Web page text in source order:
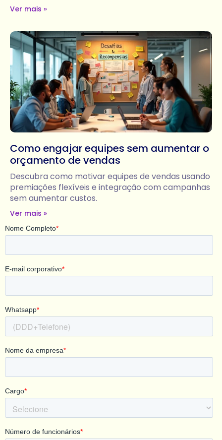
Ver mais »
Como engajar equipes sem aumentar o
orçamento de vendas
Descubra como motivar equipes de vendas usando
premiações flexíveis e integração com campanhas
sem aumentar custos.
Ver mais »